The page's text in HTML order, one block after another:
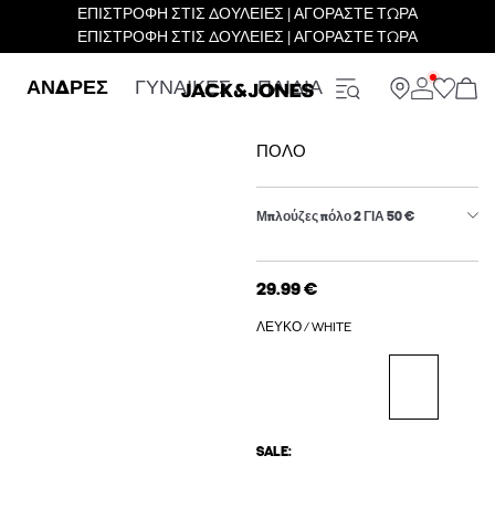
ΕΠΙΣΤΡΟΦΗ ΣΤΙΣ ΔΟΥΛΕΙΕΣ | ΑΓΟΡΑΣΤΕ ΤΩΡΑ
ΕΠΙΣΤΡΟΦΗ ΣΤΙΣ ΔΟΥΛΕΙΕΣ | ΑΓΟΡΑΣΤΕ ΤΩΡΑ
ΑΝΔΡΕΣ ΓΥΝΑΙΚΕΣ ΠΑΙΔΙΑ
ΠΌΛΟ
Μπλούζες πόλο 2 ΓΙΑ 50 €
29.99 €
ΛΕΥΚΌ / WHITE
SALE: